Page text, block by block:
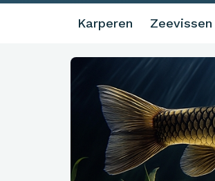
Karperen Zeevissen